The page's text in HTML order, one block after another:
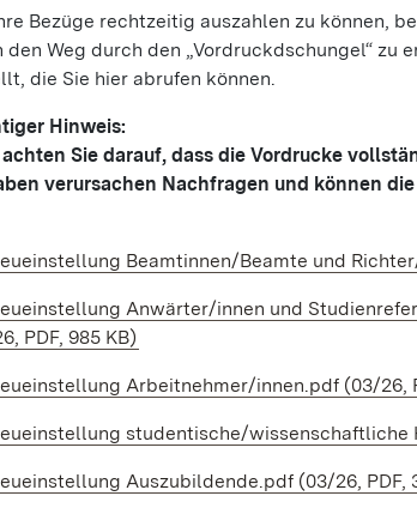
Bezüge rechtzeitig auszahlen zu können,
den Weg durch den „Vordruckdschungel“ zu
die Sie hier abrufen können.
Hinweis:
Sie darauf, dass die Vordrucke
verursachen Nachfragen und können
Beamtinnen/Beamte und
Anwärter/innen und
PDF, 985 KB)
Arbeitnehmer/innen.pdf (03/26,
studentische/wissenschaftliche
Auszubildende.pdf (03/26, PDF,